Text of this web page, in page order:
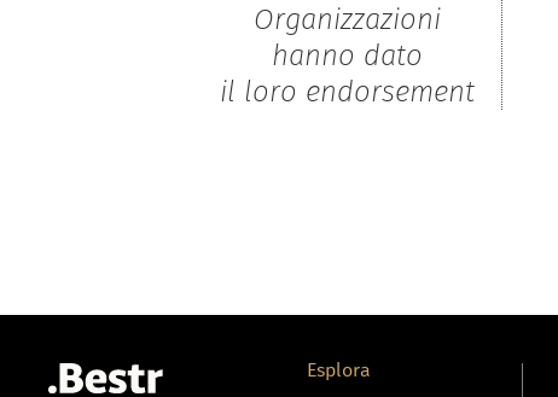
Organizzazioni
hanno dato
il loro endorsement
Esplora